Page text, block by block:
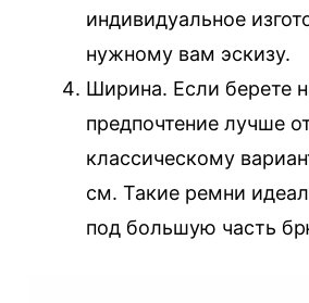
индивидуальное
нужному вам эскизу.
Ширина. Если берете
предпочтение лучше
классическому
см. Такие ремни
под большую часть